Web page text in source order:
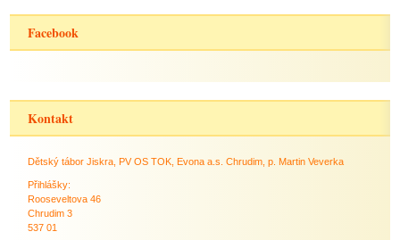
Facebook
Kontakt
Dětský tábor Jiskra, PV OS TOK, Evona a.s. Chrudim, p. Martin Veverka
Přihlášky:
Rooseveltova 46
Chrudim 3
537 01